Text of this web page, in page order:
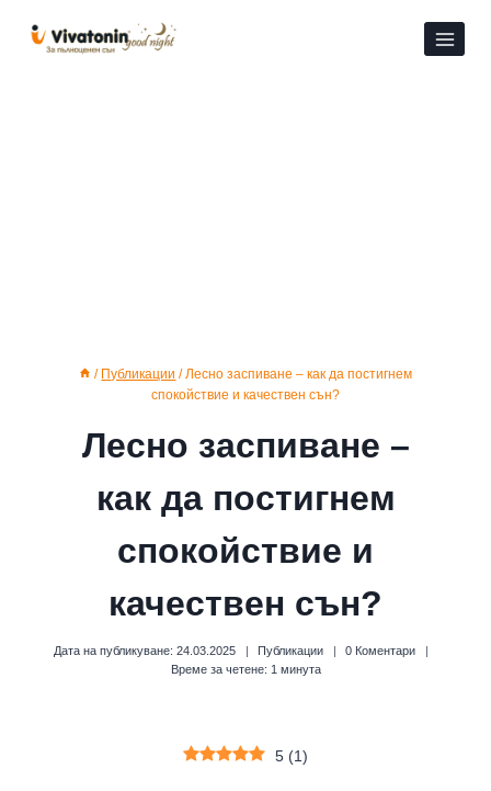
съдържанието
/ Публикации / Лесно заспиване – как да постигнем
спокойствие и качествен сън?
Лесно заспиване –
как да постигнем
спокойствие и
качествен сън?
Дата на публикуване: 24.03.2025 Публикации
0 Коментари
Време за четене: 1 минута
5 (1)